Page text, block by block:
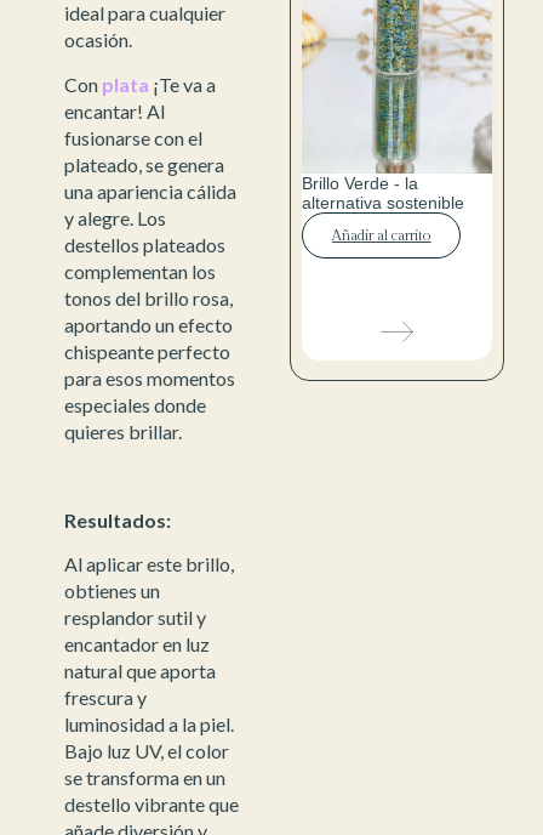
ideal para cualquier
ocasión.
Con plata ¡Te va a
encantar! Al
fusionarse con el
plateado, se genera
una apariencia cálida
y alegre. Los
destellos plateados
complementan los
tonos del brillo rosa,
aportando un efecto
chispeante perfecto
para esos momentos
especiales donde
quieres brillar.
Resultados:
Al aplicar este brillo,
obtienes un
resplandor sutil y
encantador en luz
natural que aporta
frescura y
luminosidad a la piel.
Bajo luz UV, el color
se transforma en un
destello vibrante que
Brillo Verde - la
alternativa sostenible
Añadir al carrito